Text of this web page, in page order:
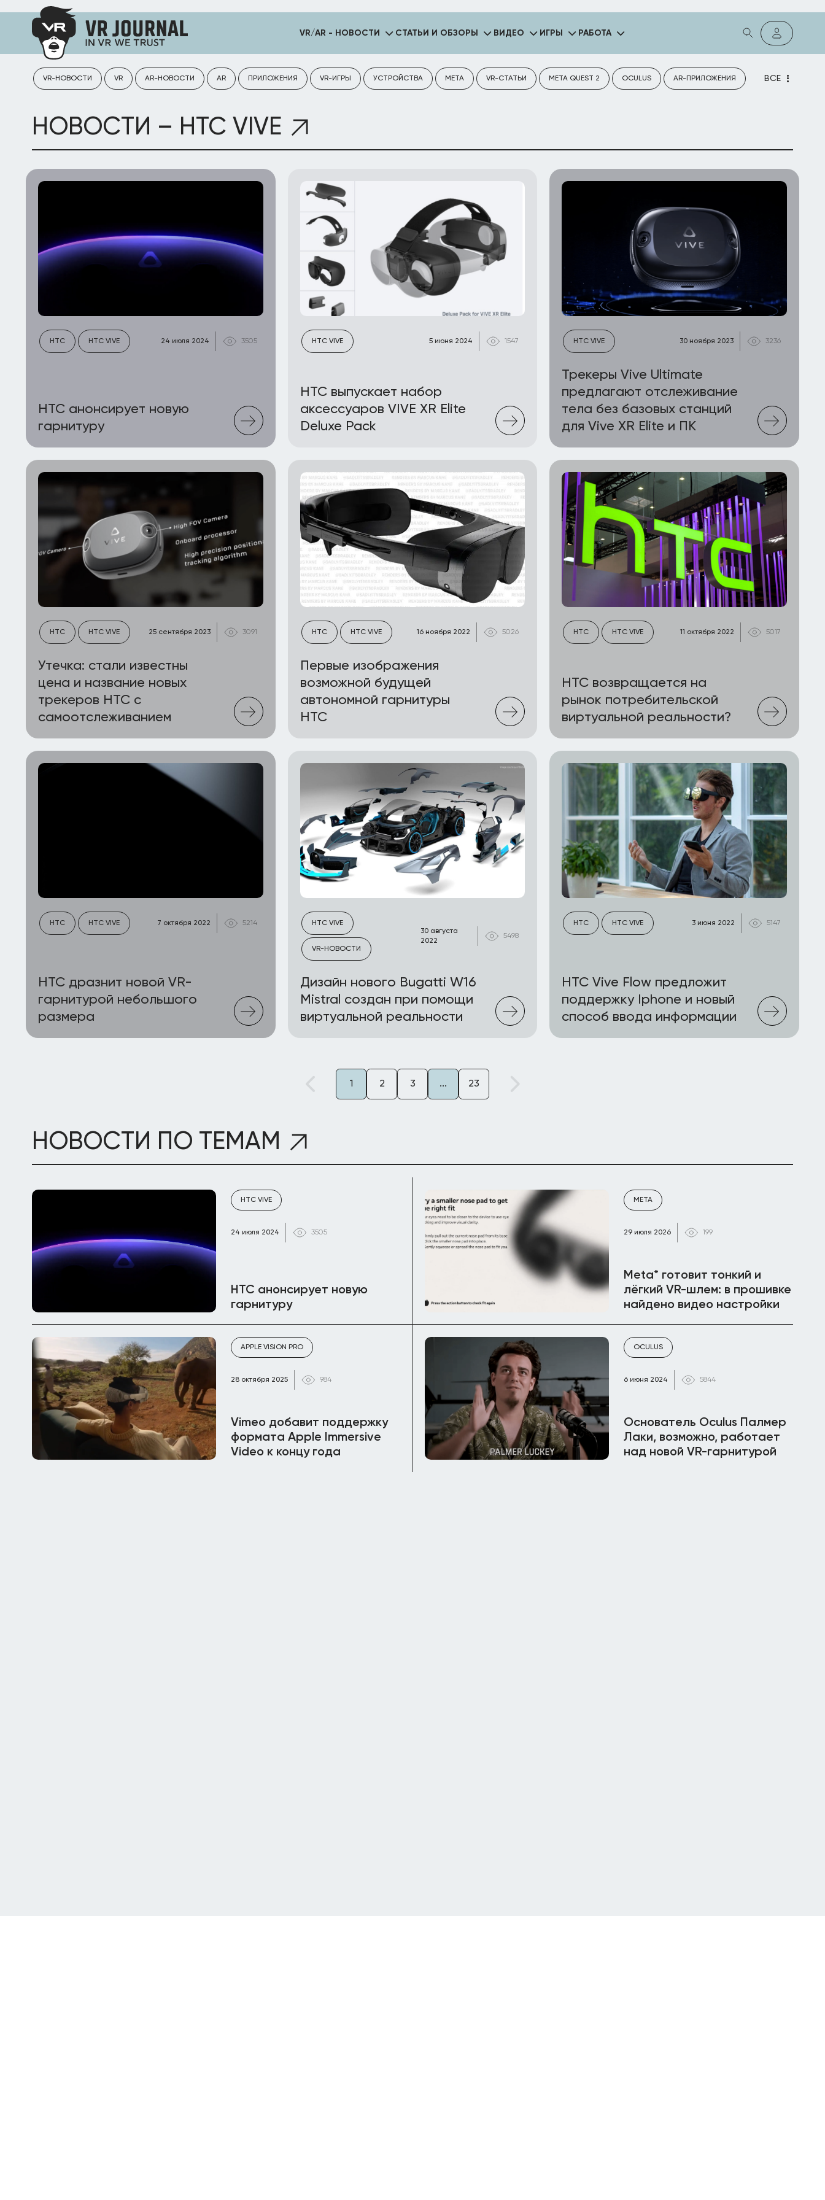
VR/AR - НОВОСТИ СТАТЬИ И ОБЗОРЫ ВИДЕО ИГРЫ РАБОТА
VR-НОВОСТИ VR AR-НОВОСТИ AR ПРИЛОЖЕНИЯ VR-ИГРЫ УСТРОЙСТВА META VR-СТАТЬИ META QUEST 2 OCULUS AR-ПРИЛОЖЕНИЯ ВСЕ
НОВОСТИ – HTC VIVE
HTC HTC VIVE 24 июля 2024 3505
HTC анонсирует новую
гарнитуру
HTC VIVE 5 июня 2024 1547
HTC выпускает набор
аксессуаров VIVE XR Elite
Deluxe Pack
HTC VIVE 30 ноября 2023 3236
Трекеры Vive Ultimate
предлагают отслеживание
тела без базовых станций
для Vive XR Elite и ПК
HTC HTC VIVE 25 сентября 2023 3091
Утечка: стали известны
цена и название новых
трекеров HTC с
самоотслеживанием
HTC HTC VIVE 16 ноября 2022 5026
Первые изображения
возможной будущей
автономной гарнитуры
HTC
HTC HTC VIVE 11 октября 2022 5017
HTC возвращается на
рынок потребительской
виртуальной реальности?
HTC HTC VIVE 7 октября 2022 5214
HTC дразнит новой VR-
гарнитурой небольшого
размера
HTC VIVE
VR-НОВОСТИ
30 августа
2022
5498
Дизайн нового Bugatti W16
Mistral создан при помощи
виртуальной реальности
HTC HTC VIVE 3 июня 2022 5147
HTC Vive Flow предложит
поддержку Iphone и новый
способ ввода информации
1 2 3 ... 23
НОВОСТИ ПО ТЕМАМ
HTC VIVE
24 июля 2024 3505
HTC анонсирует новую
гарнитуру
META
29 июля 2026 199
Meta* готовит тонкий и
лёгкий VR-шлем: в прошивке
найдено видео настройки
APPLE VISION PRO
28 октября 2025 984
Vimeo добавит поддержку
формата Apple Immersive
Video к концу года
OCULUS
6 июня 2024 5844
Основатель Oculus Палмер
Лаки, возможно, работает
над новой VR-гарнитурой